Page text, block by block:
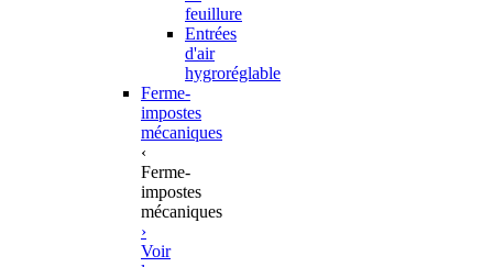
feuillure
Entrées
d'air
hygroréglable
Ferme-
impostes
mécaniques
‹
Ferme-
impostes
mécaniques
›
Voir